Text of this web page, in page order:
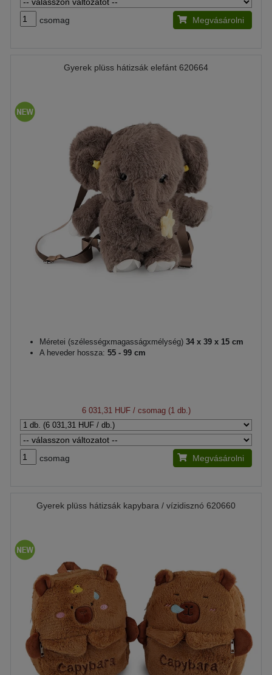
csomag Megvásárolni
Gyerek plüss hátizsák elefánt 620664
Méretei (szélességxmagasságxmélység) 34 x 39 x 15 cm
A heveder hossza: 55 - 99 cm
6 031,31 HUF/ csomag (1 db.)
csomag Megvásárolni
Gyerek plüss hátizsák kapybara / vízidisznó 620660